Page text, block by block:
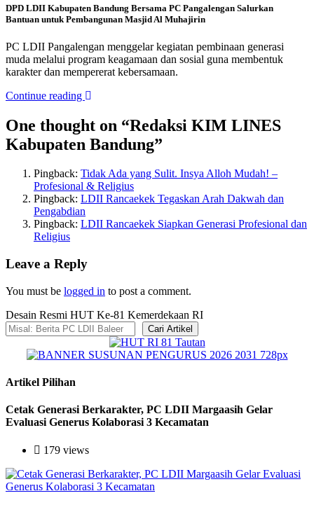
DPD LDII Kabupaten Bandung Bersama PC Pangalengan Salurkan
Bantuan untuk Pembangunan Masjid Al Muhajirin
PC LDII Pangalengan menggelar kegiatan pembinaan generasi
muda melalui program keagamaan dan sosial guna membentuk
karakter dan mempererat kebersamaan.
Continue reading
One thought on “Redaksi KIM LINES
Kabupaten Bandung”
Pingback: Tidak Ada yang Sulit. Insya Alloh Mudah! –
Profesional & Religius
Pingback: LDII Rancaekek Tegaskan Arah Dakwah dan
Pengabdian
Pingback: LDII Rancaekek Siapkan Generasi Profesional dan
Religius
Leave a Reply
You must be logged in to post a comment.
Desain Resmi HUT Ke-81 Kemerdekaan RI
Cari Artikel
Artikel Pilihan
Cetak Generasi Berkarakter, PC LDII Margaasih Gelar
Evaluasi Generus Kolaborasi 3 Kecamatan
179 views